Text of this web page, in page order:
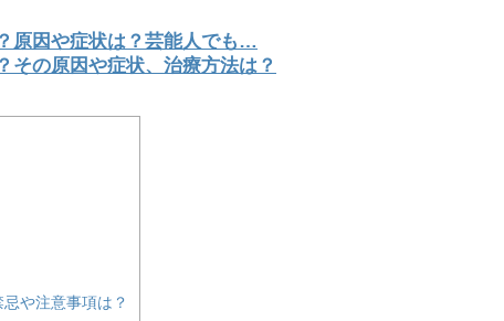
原因や症状は？芸能人でも…
その原因や症状、治療方法は？
や注意事項は？